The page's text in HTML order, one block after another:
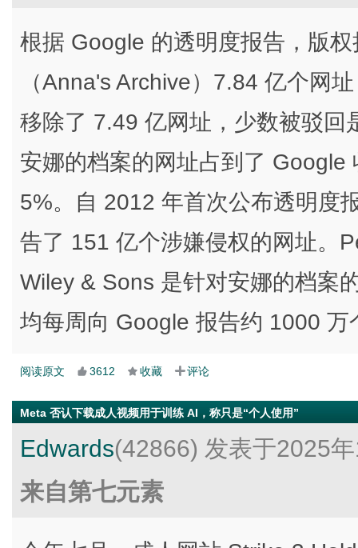
根据 Google 的透明度报告，版
（Anna's Archive）7.84 亿个网
移除了 7.49 亿网址，少数被驳
安娜的档案的网址占到了 Google
5%。自 2012 年首次公布透明度
告了 151 亿个涉嫌侵权的网址。
Wiley & Sons 是针对安娜的档案
均每周向 Google 报告约 1000 万
阅读原文 3612 收藏 评论
Meta 否认下载成人视频用于训练 AI，称只是“个人使用”
Edwards(42866) 发表于2025
来自第七元素